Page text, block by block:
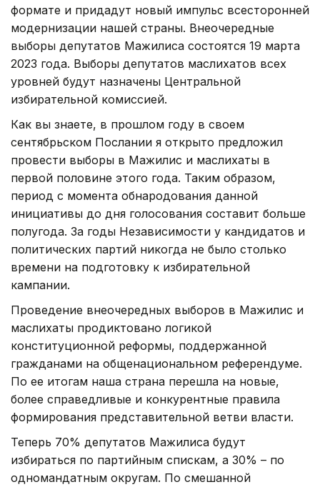
формате и придадут новый импульс всесторонней
модернизации нашей страны. Внеочередные
выборы депутатов Мажилиса состоятся 19 марта
2023 года. Выборы депутатов маслихатов всех
уровней будут назначены Центральной
избирательной комиссией.
Как вы знаете, в прошлом году в своем
сентябрьском Послании я открыто предложил
провести выборы в Мажилис и маслихаты в
первой половине этого года. Таким образом,
период с момента обнародования данной
инициативы до дня голосования составит больше
полугода. За годы Независимости у кандидатов и
политических партий никогда не было столько
времени на подготовку к избирательной
кампании.
Проведение внеочередных выборов в Мажилис и
маслихаты продиктовано логикой
конституционной реформы, поддержанной
гражданами на общенациональном референдуме.
По ее итогам наша страна перешла на новые,
более справедливые и конкурентные правила
формирования представительной ветви власти.
Теперь 70% депутатов Мажилиса будут
избираться по партийным спискам, а 30% – по
одномандатным округам. По смешанной